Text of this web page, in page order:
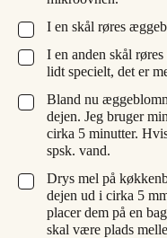
▢
I en skål røres
▢
I en anden skål
lidt specielt, det er
▢
Bland nu
dejen. Jeg bruger
cirka 5 minutter.
spsk. vand.
▢
Drys mel på
dejen ud i cirka 5
placer dem på en
skal være plads